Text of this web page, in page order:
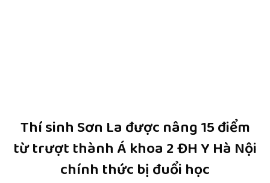
Thí sinh Sơn La được nâng 15 điểm
từ trượt thành Á khoa 2 ĐH Y Hà Nội
chính thức bị đuổi học